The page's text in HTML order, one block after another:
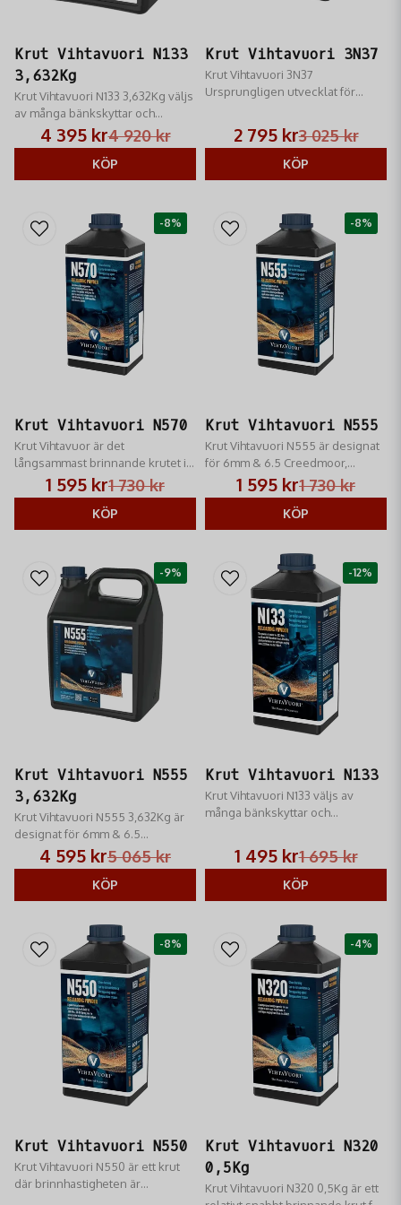
Krut Vihtavuori N133
3,632Kg
Krut Vihtavuori N133 3,632Kg väljs
av många bänkskyttar och
standardgevärsskyttar som
använder 6 mm PPC.
4 920 kr
4 395 kr
KÖP
Krut Vihtavuori 3N37
Krut Vihtavuori 3N37
Ursprungligen utvecklat för
kaliber .22 men har visat sig vara
väldigt mångsidigt och attraktivt
inom alla tävlingsdiscipliner för
3 025 kr
2 795 kr
KÖP
Krut Vihtavuori N570
Krut Vihtavuor är det
långsammast brinnande krutet i
N500-serien. Brinnhastigheten
för N570 ligger nära den för N170
och det brinner snabbare än
24N41
1 730 kr
1 595 kr
KÖP
-8%
Krut Vihtavuori N555
Krut Vihtavuori N555 är designat
för 6mm & 6.5 Creedmoor,
6,5x55 SE, 6,5-284, .30-06
Springfield och för kalibrar med
stor hyls volym och relativt små
kuldiametrar, bland andra.
1 730 kr
1 595 kr
KÖP
-8%
Krut Vihtavuori N555
3,632Kg
Krut Vihtavuori N555 3,632Kg är
designat för 6mm & 6.5
Creedmoor, 6,5x55 SE, 6,5-284,
.30-06 Springfield och för kalibrar
med stor hyls volym och relativt
små kuldiametrar, bland andra.
5 065 kr
4 595 kr
KÖP
-9%
Krut Vihtavuori N133
Krut Vihtavuori N133 väljs av
många bänkskyttar och
använder 6 mm PPC
1 695 kr
1 495 kr
KÖP
-12%
Krut Vihtavuori N550
Krut Vihtavuori N550 är ett krut
där brinnhastigheten är
-8%
Krut Vihtavuori N320
0,5Kg
Krut Vihtavuori N320 0,5Kg är ett
-4%